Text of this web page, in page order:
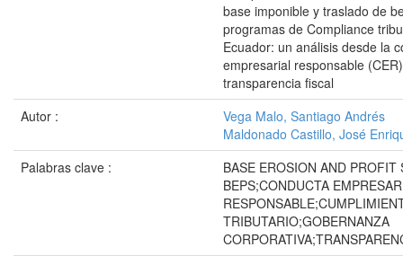
base imponible y traslado de
programas de Compliance
Ecuador: un análisis desde la
empresarial responsable
transparencia fiscal
Autor :
Vega Malo, Santiago Andrés
Maldonado Castillo, José
Palabras clave :
BASE EROSION AND PROFIT
BEPS;CONDUCTA
TRIBUTARIO;GOBERNANZA